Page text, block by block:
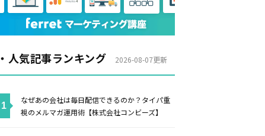
・人気記事ランキング 2026-08-07更新
なぜあの会社は毎日配信できるのか？タイパ重
視のメルマガ運用術【株式会社コンビーズ】